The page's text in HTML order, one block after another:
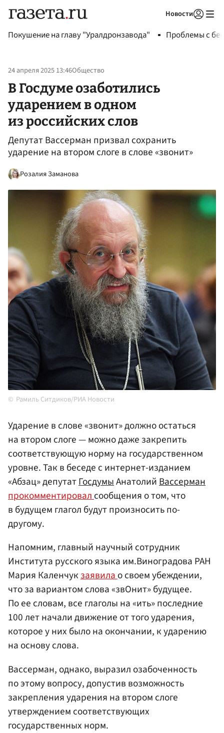
Новости
Покушение на главу "Уралдронзавода" Проблемы с
24 апреля 2025 13:46Общество
В Госдуме озаботились
ударением в одном
из российских слов
Депутат Вассерман призвал сохранить
ударение на втором слоге в слове «звонит»
Розалия Заманова
Рамиль Ситдиков/РИА Новости
Ударение в слове «звонит» должно остаться
на втором слоге — можно даже закрепить
соответствующую норму на государственном
уровне. Так в беседе с интернет-изданием
«Абзац» депутатГосдумыАнатолийВассерман
прокомментировалсообщения о том, что
в будущем глагол будут произносить по-
другому.
Напомним, главный научный сотрудник
Института русского языка им.Виноградова РАН
Мария Каленчукзаявилао своем убеждении,
что за вариантом слова «звОнит» будущее.
По ее словам, все глаголы на «ить» последние
100 лет начали движение от того ударения,
которое у них было на окончании, к ударению
на основу слова.
Вассерман, однако, выразил озабоченность
по этому вопросу, допустив возможность
закрепления ударения на втором слоге
утверждением соответствующих
государственных норм.